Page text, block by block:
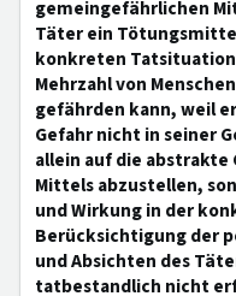
gemeingefährlichen
Täter ein
konkreten
Mehrzahl von
gefährden kann, weil
Gefahr nicht in seiner
allein auf die
Mittels abzustellen,
und Wirkung in der
Berücksichtigung der
und Absichten des
tatbestandlich nicht